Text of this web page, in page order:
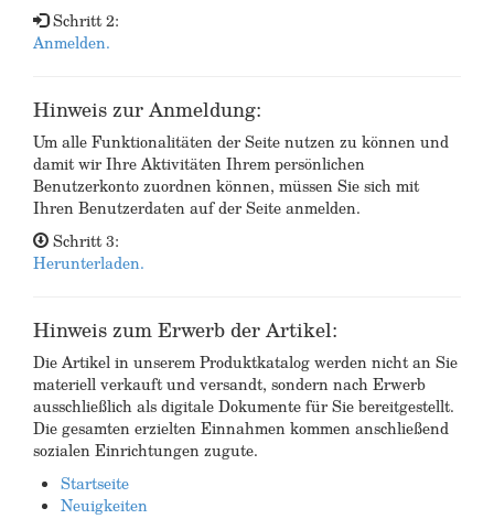
Schritt 2:
Anmelden.
Hinweis zur Anmeldung:
Um alle Funktionalitäten der Seite nutzen zu können und
damit wir Ihre Aktivitäten Ihrem persönlichen
Benutzerkonto zuordnen können, müssen Sie sich mit
Ihren Benutzerdaten auf der Seite anmelden.
Schritt 3:
Herunterladen.
Hinweis zum Erwerb der Artikel:
Die Artikel in unserem Produktkatalog werden nicht an Sie
materiell verkauft und versandt, sondern nach Erwerb
ausschließlich als digitale Dokumente für Sie bereitgestellt.
Die gesamten erzielten Einnahmen kommen anschließend
sozialen Einrichtungen zugute.
Startseite
Neuigkeiten